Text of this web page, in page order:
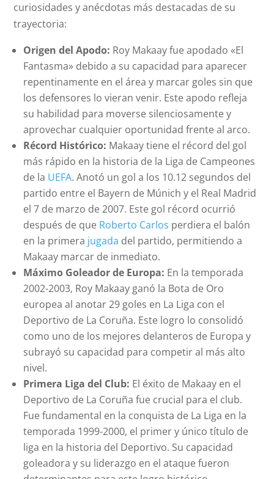
curiosidades y anécdotas más destacadas de su
trayectoria:
Origen del Apodo: Roy Makaay fue apodado «El
Fantasma» debido a su capacidad para aparecer
repentinamente en el área y marcar goles sin que
los defensores lo vieran venir. Este apodo refleja
su habilidad para moverse silenciosamente y
aprovechar cualquier oportunidad frente al arco.
Récord Histórico: Makaay tiene el récord del gol
más rápido en la historia de la Liga de Campeones
de la UEFA. Anotó un gol a los 10.12 segundos del
partido entre el Bayern de Múnich y el Real Madrid
el 7 de marzo de 2007. Este gol récord ocurrió
después de que Roberto Carlos perdiera el balón
en la primera jugada del partido, permitiendo a
Makaay marcar de inmediato.
Máximo Goleador de Europa: En la temporada
2002-2003, Roy Makaay ganó la Bota de Oro
europea al anotar 29 goles en La Liga con el
Deportivo de La Coruña. Este logro lo consolidó
como uno de los mejores delanteros de Europa y
subrayó su capacidad para competir al más alto
nivel.
Primera Liga del Club: El éxito de Makaay en el
Deportivo de La Coruña fue crucial para el club.
Fue fundamental en la conquista de La Liga en la
temporada 1999-2000, el primer y único título de
liga en la historia del Deportivo. Su capacidad
goleadora y su liderazgo en el ataque fueron